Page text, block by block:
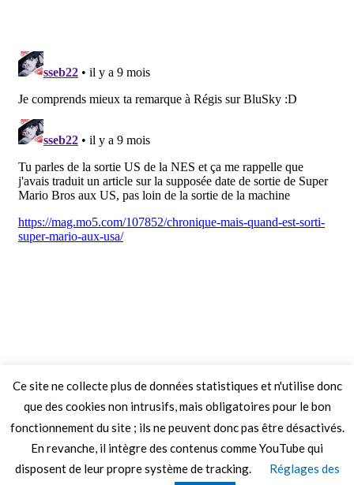
Ce site ne collecte plus de données statistiques et n'utilise donc
que des cookies non intrusifs, mais obligatoires pour le bon
fonctionnement du site ; ils ne peuvent donc pas être désactivés.
En revanche, il intègre des contenus comme YouTube qui
disposent de leur propre système de tracking.
Réglages des